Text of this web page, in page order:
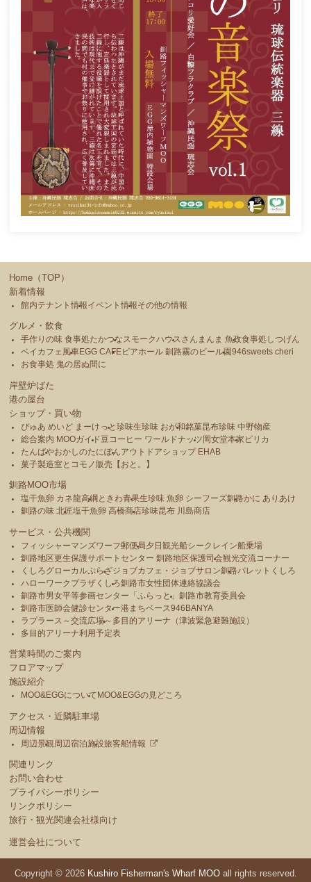
Home（TOP）
新着情報
館内テナント情報イベント情報その他の情報
グルメ・飲食
手作りの味 食事処たかつな スモークハウス さんまんま 魚政食事処しつげん
ベイカフェ風車EGG CAFE ビアホール 釧路霧のビール園946sweets cheri
お食事処 鬼の居ぬ間に
岸壁炉ばた
港の屋台
ショップ・買い物
ぴゅあ めいど まーけっと珍味生珍味 おが和銘菓昆布珍味 中野物産
総合案内 MOOガイド豆コーヒー ワールドナッツ 岡女堂本家 ピリカ
たんばやおかしのたにぽんアウトドアショップ EHAB
菓子製造室とコモノ販売【おと。】
釧路MOO市場
塩干魚卵 カネ龍高綱 ときわ青果生珍味 魚卵 シーフーズ釧路かに ありあけ
釧路の味 北匠塩干魚卵 高橋商店珍味昆布 川島商店
サービス・公共機関
フィッシャーマンズワーフ郵便局夕日観光船シークレイン船乗場
釧路地区更生保護サポートセンター 釧路地区保護司会観光交流コーナー
くしろグローカルぷらざジョブカフェ・ジョブサロン釧路パレットくしろ
ハローワークプラザくしろ釧路市女性団体連絡協議会
釧路市男女平等参画センター「ふらっと」釧路市教育委員会
釧路市医師会健診センター港まちベース946BANYA
ラプラース～交流広場～ 多目的アリーナ（津波緊急避難施設）
多目的アリーナ利用予定表
営業時間のご案内
フロアマップ
施設紹介
MOO&EGGについて MOO&EGGの見どころ
アクセス・近隣駐車場
周辺情報
周辺景観 周辺宿泊施設旅客船情報
関連リンク
お問い合わせ
プライバシーポリシー
リンクポリシー
旅行・観光関連会社様向け
運営会社について
Copyright © 2026 Kushiro Fisherman's Wharf MOOall rights reserved.